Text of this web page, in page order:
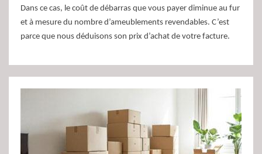
Dans ce cas, le coût de débarras que vous payer diminue au fur
et à mesure du nombre d’ameublements revendables. C’est
parce que nous déduisons son prix d’achat de votre facture.